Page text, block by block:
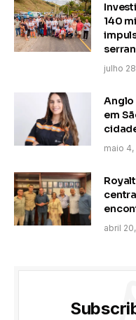
140
julho
Anglo
em
maio 4,
abril